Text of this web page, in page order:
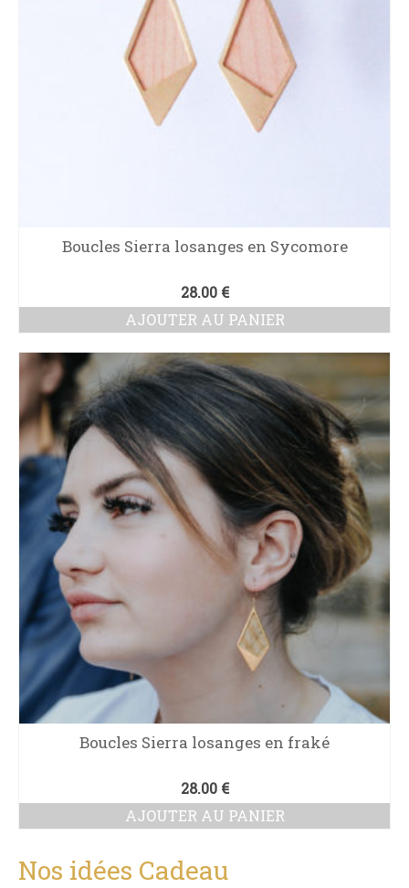
Boucles Sierra losanges en Sycomore
28.00 €
AJOUTER AU PANIER
Boucles Sierra losanges en fraké
28.00 €
AJOUTER AU PANIER
Nos idées Cadeau